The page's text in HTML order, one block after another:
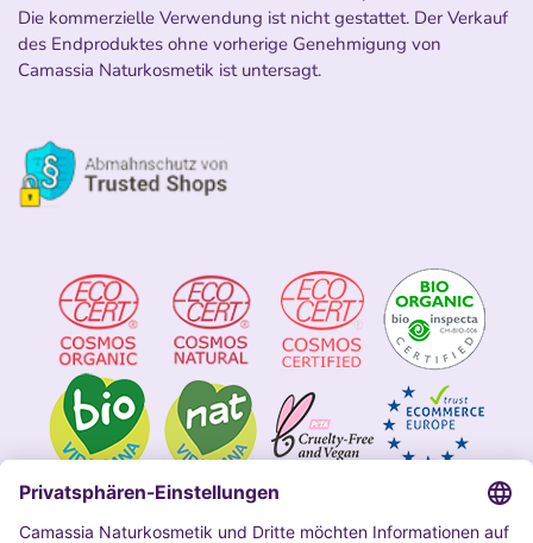
Die kommerzielle Verwendung ist nicht gestattet. Der Verkauf
des Endproduktes ohne vorherige Genehmigung von
Camassia Naturkosmetik ist untersagt.
Impressum